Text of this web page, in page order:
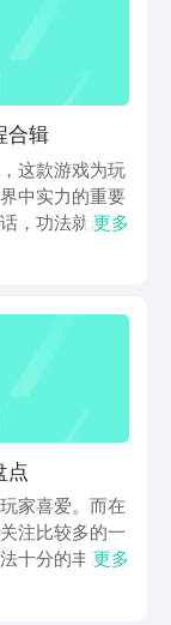
合辑
这款游戏为玩
中实力的重要
，功法就起到
介绍的攻略，
更多
点
家喜爱。而在
注比较多的一
十分的丰富，
家并没有体验
更多